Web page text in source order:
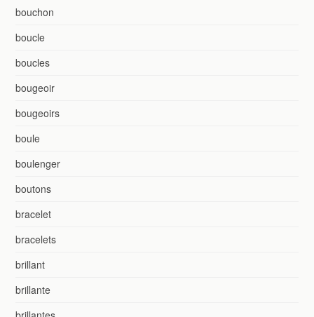
bouchon
boucle
boucles
bougeoir
bougeoirs
boule
boulenger
boutons
bracelet
bracelets
brillant
brillante